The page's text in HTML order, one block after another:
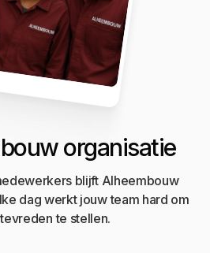
organisatie
blijft Alheembouw
dag werkt jouw team hard om
te stellen.